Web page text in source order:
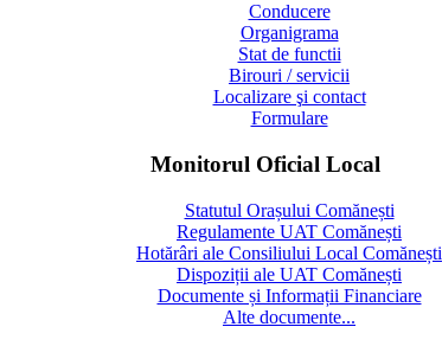
Conducere
Organigrama
Stat de functii
Birouri / servicii
Localizare şi contact
Formulare
Monitorul Oficial Local
Statutul Orașului Comănești
Regulamente UAT Comănești
Hotărâri ale Consiliului Local Comănești
Dispoziții ale UAT Comănești
Documente și Informații Financiare
Alte documente...